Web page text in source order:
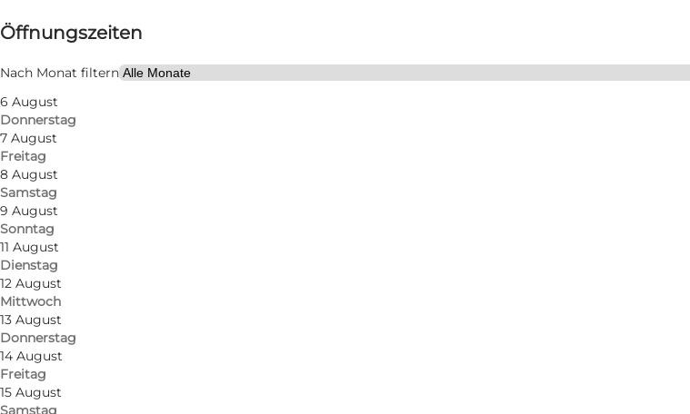
Öffnungszeiten
Nach Monat filtern
6 August
Donnerstag
7 August
Freitag
8 August
Samstag
9 August
Sonntag
11 August
Dienstag
12 August
Mittwoch
13 August
Donnerstag
14 August
Freitag
15 August
Samstag
Website besuchen
Freunde, Mein Partner, Mir selbst
Die GEMÄLDE-Galerie
knöpft das Museum zu dem Gebiet von Sønderborg – hier
holsteinische Malerei des 19. und 20. Jahrhunderts. Sieh dir die Gemälden der KÜNSTLER-
Freilichtmaler aus allen Teilen des Deutschen Reiches anzog. Der Expressionismus ist
der eine Zeitlang an dem Wald Nørreskoven auf der Insel Als wohnte, und eine kleine
Die JUGENDSTIL-Ausstellung
knöpft sich auch zur Dänemark. Hier siehst du eine
bekannten Webschule, die bis zum Jahre 1919 im, damals zu Preußen gehörenden, Ort